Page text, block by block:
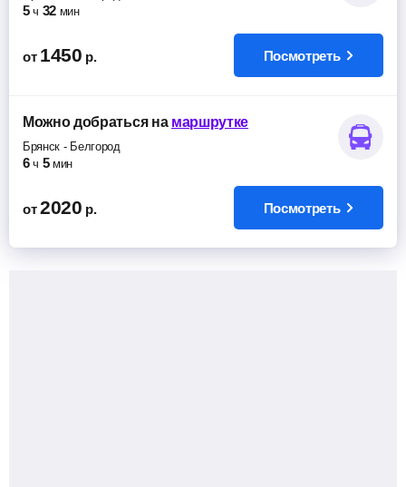
5 ч 32 мин
от 1450 р. Посмотреть
Можно добратьсяна маршрутке
Брянск - Белгород
6 ч 5 мин
от 2020 р. Посмотреть